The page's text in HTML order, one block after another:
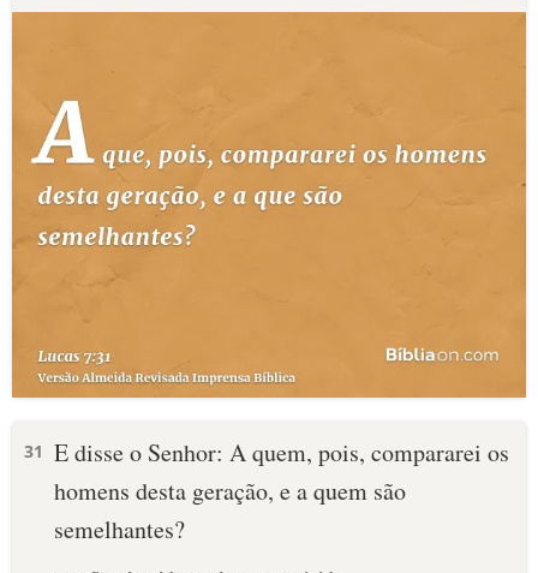
31 E disse o Senhor: A quem, pois, compararei os
homens desta geração, e a quem são
semelhantes?